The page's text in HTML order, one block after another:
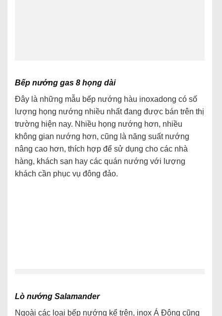
Bếp nướng gas 8 họng dài
Đây là những mẫu bếp nướng hàu inoxadong có số
lượng họng nướng nhiều nhất đang được bán trên thị
trường hiện nay. Nhiều họng nướng hơn, nhiều
không gian nướng hơn, cũng là năng suất nướng
nâng cao hơn, thích hợp để sử dụng cho các nhà
hàng, khách sạn hay các quán nướng với lượng
khách cần phục vụ đông đảo.
Lò nướng Salamander
Ngoài các loại bếp nướng kể trên, inox Á Đông cũng